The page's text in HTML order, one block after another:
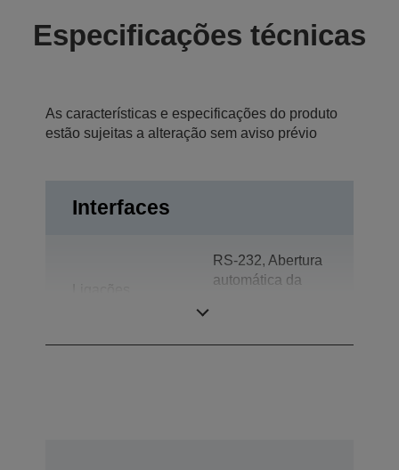
Especificações técnicas
As características e especificações do produto
estão sujeitas a alteração sem aviso prévio
Interfaces
RS-232, Abertura
automática da